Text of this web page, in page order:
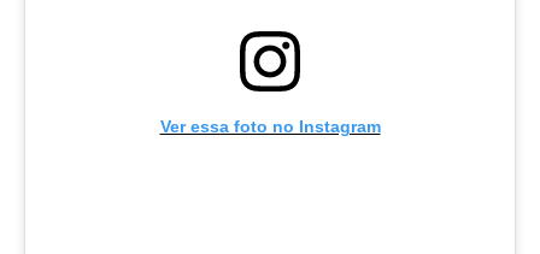
Ver essa foto no Instagram